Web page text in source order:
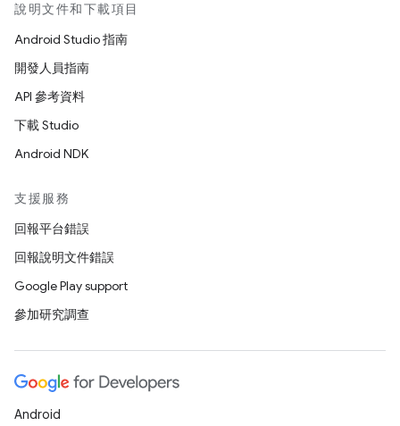
說明文件和下載項目
Android Studio 指南
開發人員指南
API 參考資料
下載 Studio
Android NDK
支援服務
回報平台錯誤
回報說明文件錯誤
Google Play support
參加研究調查
Android